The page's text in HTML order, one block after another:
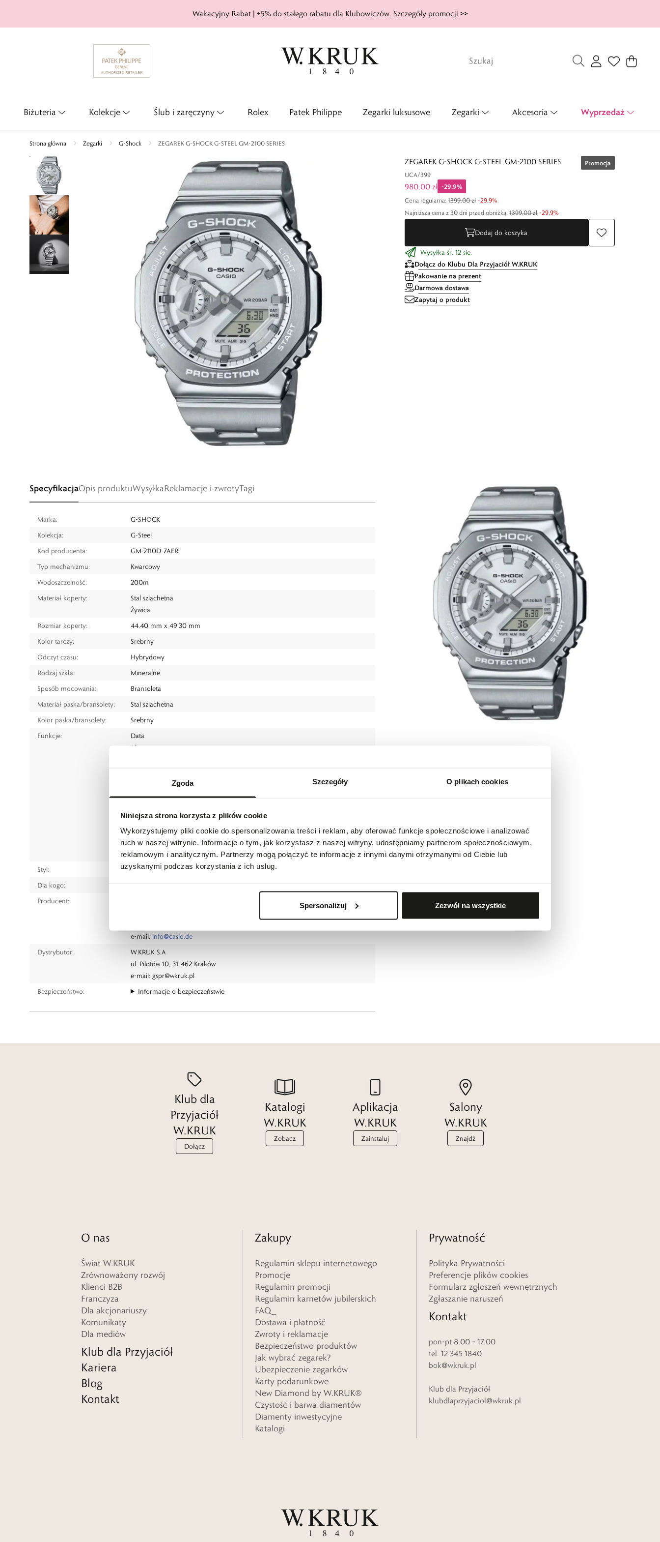
Zgoda Szczegóły O plikach cookies
Niniejsza strona korzysta z plików cookie
Wykorzystujemy pliki cookie do spersonalizowania treści i reklam, aby oferować funkcje społecznościowe i analizować
ruch w naszej witrynie. Informacje o tym, jak korzystasz z naszej witryny, udostępniamy partnerom społecznościowym,
reklamowym i analitycznym. Partnerzy mogą połączyć te informacje z innymi danymi otrzymanymi od Ciebie lub
uzyskanymi podczas korzystania z ich usług.
Spersonalizuj Zezwól na wszystkie
Wakacyjny Rabat | +5% do stałego rabatu dla Klubowiczów. Szczegóły promocji >>
Biżuteria Kolekcje Ślub i zaręczyny Rolex Patek Philippe Zegarki luksusowe Zegarki Akcesoria Wyprzedaż
Strona główna Zegarki G-Shock ZEGAREK G-SHOCK G-STEEL GM-2100 SERIES
ZEGAREK G-SHOCK G-STEEL GM-2100 SERIES
UCA/399
Promocja
980,00 zł -29,9%
Najniższa cena z 30 dni przed obniżką: 1399,00 zł -29,9%
Cena regularna: 1399,00 zł -29,9%
Dodaj do koszyka
Wysyłka śr. 12 sie.
Dołącz do Klubu Dla Przyjaciół W.KRUK
Pakowanie na prezent
Darmowa dostawa
Zapytaj o produkt
SpecyfikacjaOpis produktuWysyłkaReklamacje i zwrotyTagi
Marka:
G-SHOCK
Kolekcja:
G-Steel
Kod producenta:
GM-2110D-7AER
Typ mechanizmu:
Kwarcowy
Wodoszczelność:
200m
Materiał koperty:
Stal szlachetna
Żywica
Rozmiar koperty:
44,40 mm x 49,30 mm
Kolor tarczy:
Srebrny
Odczyt czasu:
Hybrydowy
Rodzaj szkła:
Mineralne
Sposób mocowania:
Bransoleta
Materiał paska/bransolety:
Stal szlachetna
Kolor paska/bransolety:
Srebrny
Funkcje:
Data
Alarm
Timer
Czas dobowy
Podświetlenie LED
Wskaźnik dnia tygodnia
Powłoka luminescencyjna na wskazówkach
Styl:
Sportowy
Dla kogo:
Producent:
CASIO Europe GmbH, Casio-Platz 1, 22848 Norderstedt, Germany
e-mail: info@casio.de
Dystrybutor:
W.KRUK S.A
ul. Pilotów 10, 31-462 Kraków
e-mail: gspr@wkruk.pl
Bezpieczeństwo:
Informacje o bezpieczeństwie
Klub dla
Przyjaciół
W.KRUK
Dołącz
Katalogi
W.KRUK
Zobacz
Aplikacja
W.KRUK
Zainstaluj
Salony
W.KRUK
Znajdź
O nas
Świat W.KRUK
Zrównoważony rozwój
Klienci B2B
Franczyza
Dla akcjonariuszy
Komunikaty
Dla mediów
Klub dla Przyjaciół
Kariera
Blog
Kontakt
Zakupy
Regulamin sklepu internetowego
Promocje
Regulamin promocji
Regulamin karnetów jubilerskich
FAQ
Dostawa i płatność
Zwroty i reklamacje
Bezpieczeństwo produktów
Jak wybrać zegarek?
Ubezpieczenie zegarków
Karty podarunkowe
New Diamond by W.KRUK®
Czystość i barwa diamentów
Diamenty inwestycyjne
Katalogi
Prywatność
Polityka Prywatności
Preferencje plików cookies
Formularz zgłoszeń wewnętrznych
Zgłaszanie naruszeń
Kontakt
pon-pt 8.00 – 17.00
tel. 12 345 1840
bok@wkruk.pl
Klub dla Przyjaciół
klubdlaprzyjaciol@wkruk.pl